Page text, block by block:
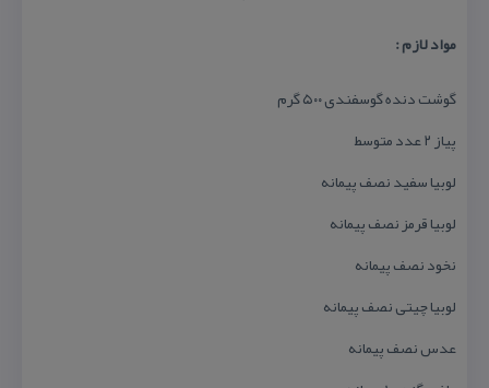
مواد لازم :
گوشت دنده گوسفندی ۵۰۰ گرم
پیاز ۲ عدد متوسط
لوبیا سفید نصف پیمانه
لوبیا قرمز نصف پیمانه
نخود نصف پیمانه
لوبیا چیتی نصف پیمانه
عدس نصف پیمانه